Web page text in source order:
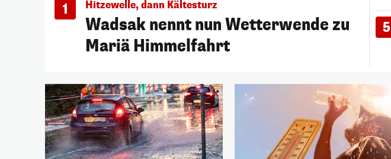
1 Hitzewelle, dann Kältesturz
Wadsak nennt nun Wetterwende zu
Mariä Himmelfahrt
5